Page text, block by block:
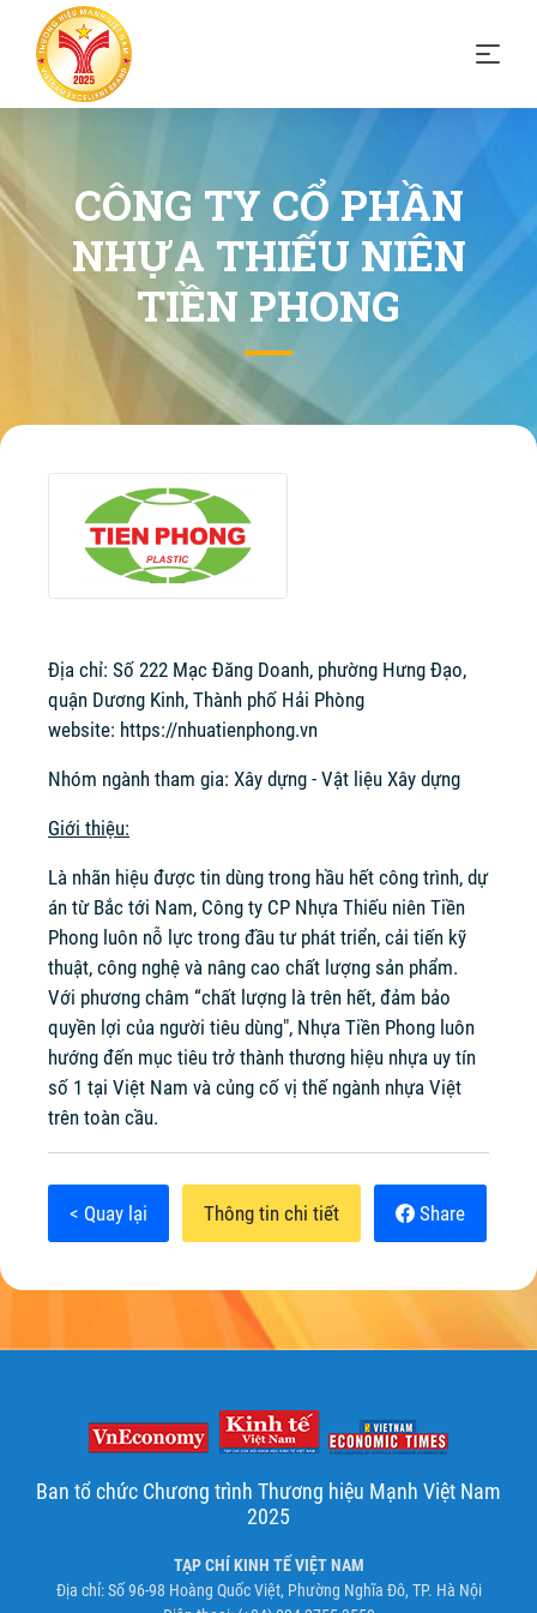
CÔNG TY CỔ PHẦN
NHỰA THIẾU NIÊN
TIỀN PHONG
Địa chỉ: Số 222 Mạc Đăng Doanh, phường Hưng Đạo,
quận Dương Kinh, Thành phố Hải Phòng
website: https://nhuatienphong.vn
Nhóm ngành tham gia: Xây dựng - Vật liệu Xây dựng
Giới thiệu:
Là nhãn hiệu được tin dùng trong hầu hết công trình, dự
án từ Bắc tới Nam, Công ty CP Nhựa Thiếu niên Tiền
Phong luôn nỗ lực trong đầu tư phát triển, cải tiến kỹ
thuật, công nghệ và nâng cao chất lượng sản phẩm.
Với phương châm “chất lượng là trên hết, đảm bảo
quyền lợi của người tiêu dùng", Nhựa Tiền Phong luôn
hướng đến mục tiêu trở thành thương hiệu nhựa uy tín
số 1 tại Việt Nam và củng cố vị thế ngành nhựa Việt
trên toàn cầu.
< Quay lại Thông tin chi tiết Share
Ban tổ chức Chương trình Thương hiệu Mạnh Việt Nam
2025
TẠP CHÍ KINH TẾ VIỆT NAM
Địa chỉ: Số 96-98 Hoàng Quốc Việt, Phường Nghĩa Đô, TP. Hà Nội